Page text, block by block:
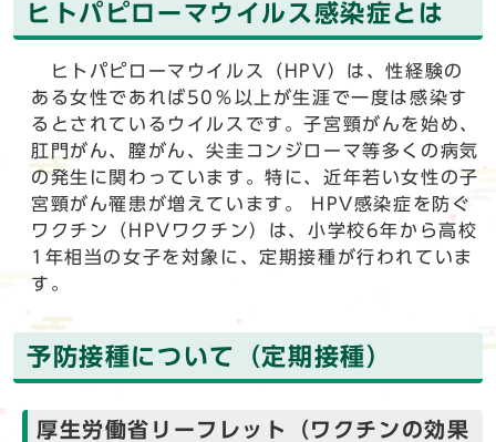
ヒトパピローマウイルス感染症とは
ヒトパピローマウイルス（HPV）は、性経験の
ある女性であれば50％以上が生涯で一度は感染す
るとされているウイルスです。子宮頸がんを始め、
肛門がん、膣がん、尖圭コンジローマ等多くの病気
の発生に関わっています。特に、近年若い女性の子
宮頸がん罹患が増えています。 HPV感染症を防ぐ
ワクチン（HPVワクチン）は、小学校6年から高校
1年相当の女子を対象に、定期接種が行われていま
す。
予防接種について（定期接種）
厚生労働省リーフレット（ワクチンの効果